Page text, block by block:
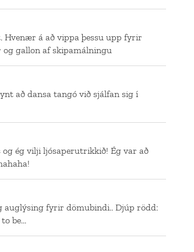
Hvenær á að vippa þessu upp fyrir
og gallon af skipamálningu
að dansa tangó við sjálfan sig í
og ég vilji ljósaperutrikkið! Ég var að
auglýsing fyrir dömubindi.. Djúp rödd:
be...